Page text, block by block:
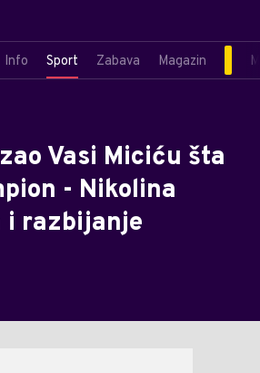
Info Sport Zabava Magazin
Vasi Miciću šta
- Nikolina
i razbijanje